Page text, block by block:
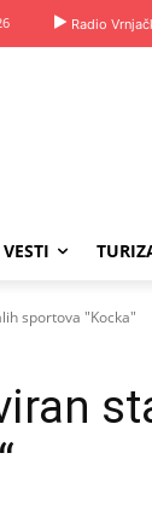
Radio
VESTI
sportova "Kocka"